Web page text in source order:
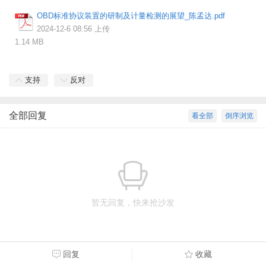
OBD标准协议装置的研制及计量检测的展望_陈孟达.pdf
2024-12-6 08:56 上传
1.14 MB
支持 反对
倒序浏览
看全部
全部回复
暂无回复，快来抢沙发
回复 收藏